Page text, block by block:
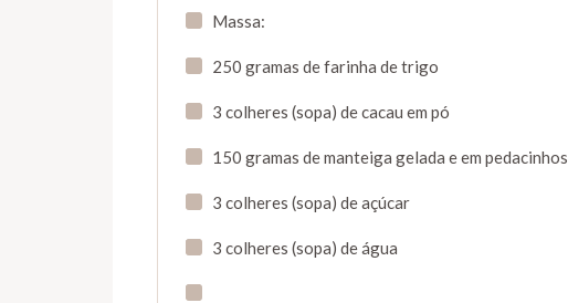
Massa:
250 gramas de farinha de trigo
3 colheres (sopa) de cacau em pó
150 gramas de manteiga gelada e em pedacinhos
3 colheres (sopa) de açúcar
3 colheres (sopa) de água